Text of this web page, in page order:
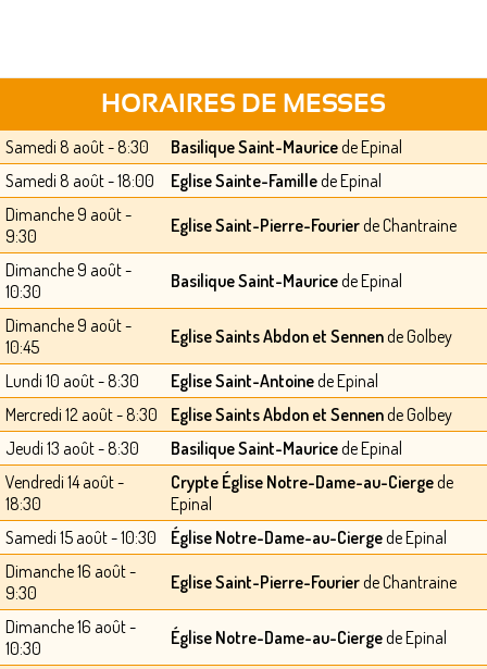
HORAIRES DE MESSES
Samedi 8 août - 8:30 Basilique Saint-Mauricede Epinal
Samedi 8 août - 18:00
Eglise Sainte-Famillede Epinal
Dimanche 9 août -
9:30
Eglise Saint-Pierre-Fourierde Chantraine
Dimanche 9 août -
10:30
Basilique Saint-Mauricede Epinal
Dimanche 9 août -
10:45
Eglise Saints Abdon et Sennende Golbey
Lundi 10 août - 8:30 Eglise Saint-Antoinede Epinal
Mercredi 12 août - 8:30
Eglise Saints Abdon et Sennende Golbey
Jeudi 13 août - 8:30
Basilique Saint-Mauricede Epinal
Vendredi 14 août -
18:30
Crypte Église Notre-Dame-au-Ciergede
Epinal
Samedi 15 août - 10:30
Église Notre-Dame-au-Ciergede Epinal
Dimanche 16 août -
9:30
Eglise Saint-Pierre-Fourierde Chantraine
Dimanche 16 août -
10:30
Église Notre-Dame-au-Ciergede Epinal